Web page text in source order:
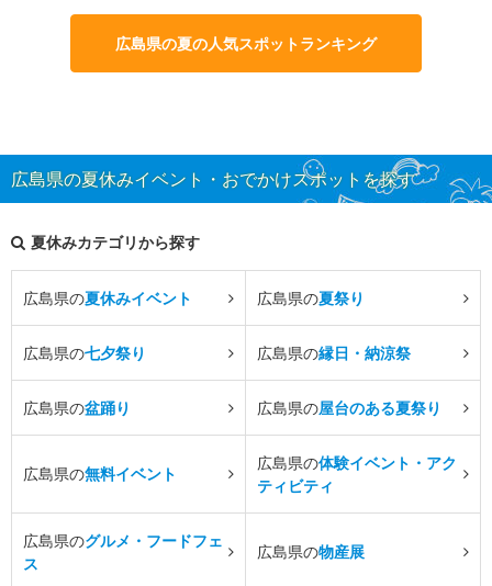
広島県の夏の人気スポットランキング
広島県の夏休みイベント・おでかけスポットを探す
夏休みカテゴリから探す
広島県の夏休みイベント 広島県の夏祭り
広島県の七夕祭り 広島県の縁日・納涼祭
広島県の盆踊り 広島県の屋台のある夏祭り
広島県の無料イベント
広島県の体験イベント・アク
ティビティ
広島県のグルメ・フードフェ
ス
広島県の物産展